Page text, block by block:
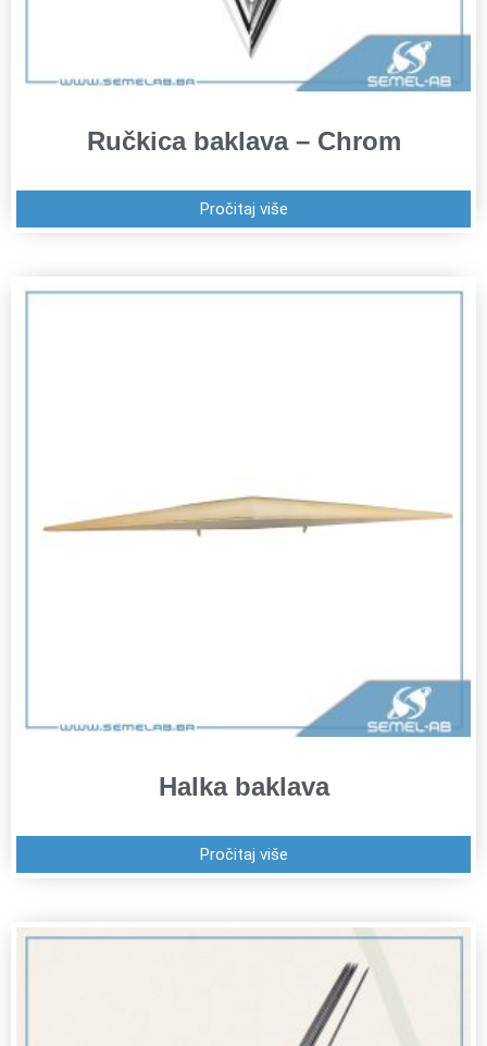
Ručkica baklava – Chrom
Pročitaj više
Halka baklava
Pročitaj više